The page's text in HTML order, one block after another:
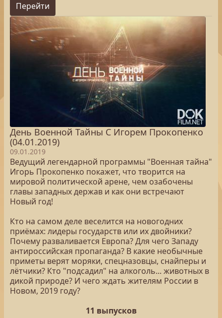
Перейти
День Военной Тайны С Игорем Прокопенко
(04.01.2019)
09.01.2019
Ведущий легендарной программы "Военная тайна"
Игорь Прокопенко покажет, что творится на
мировой политической арене, чем озабочены
главы западных держав и как они встречают
Новый год!
Кто на самом деле веселится на новогодних
приёмах: лидеры государств или их двойники?
Почему разваливается Европа? Для чего Западу
антироссийская пропаганда? В какие необычные
приметы верят моряки, спецназовцы, снайперы и
лётчики? Кто "подсадил" на алкоголь... животных в
дикой природе? И чего ждать жителям России в
Новом, 2019 году?
11 выпусков